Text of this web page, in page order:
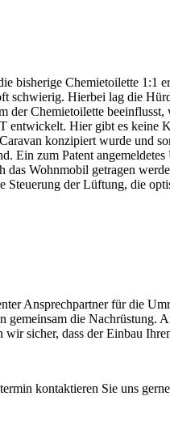
bisherige Chemietoilette 1:1
schwierig. Hierbei lag die
der Chemietoilette
entwickelt. Hier gibt es
konzipiert wurde und
Ein zum Patent
das Wohnmobil getragen
Steuerung der Lüftung, die
Ansprechpartner für die
gemeinsam die
sicher, dass der Einbau
kontaktieren Sie uns